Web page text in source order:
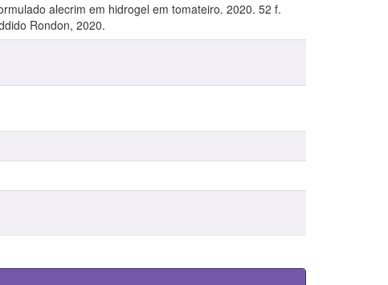
alecrim em hidrogel em tomateiro. 2020. 52 f.
Rondon, 2020.